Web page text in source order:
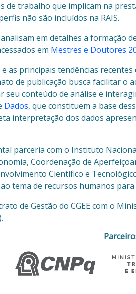
de trabalho que implicam na
não são incluídos na RAIS.
em detalhes a formação
em Mestres e Doutores
as principais tendências
de publicação busca facilitar o
conteúdo de análise e
Dados, que constituem a base
interpretação dos dados
parceria com o Instituto
Coordenação de
Científico e
tema de recursos humanos para
de Gestão do CGEE com o